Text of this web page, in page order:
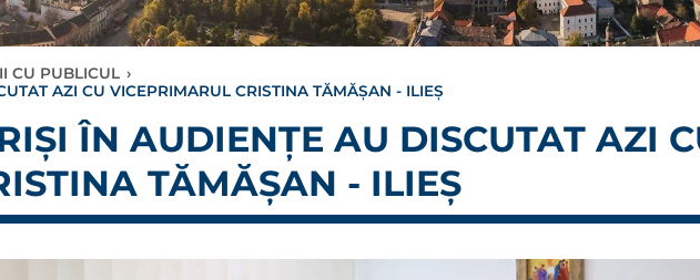
CU PUBLICUL ›
AZI CU VICEPRIMARUL CRISTINA TĂMĂȘAN - ILIEȘ
ÎN AUDIENȚE AU DISCUTAT AZI
TĂMĂȘAN - ILIEȘ